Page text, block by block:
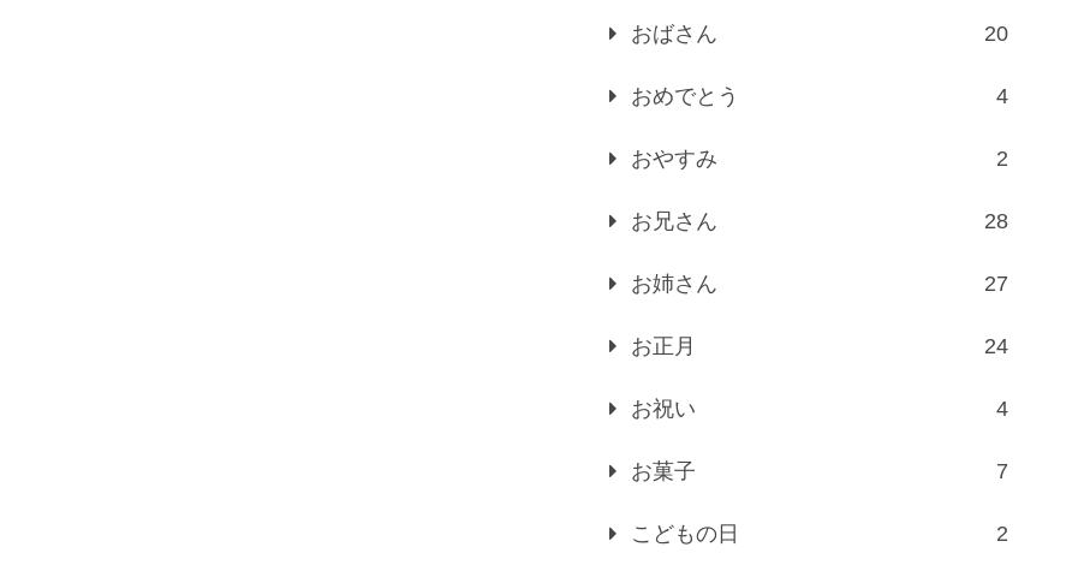
おばさん 20
おめでとう 4
おやすみ 2
お兄さん 28
お姉さん 27
お正月 24
お祝い 4
お菓子 7
こどもの日 2